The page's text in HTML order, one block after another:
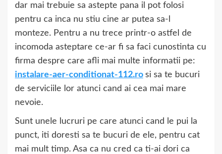
dar mai trebuie sa astepte pana il pot folosi
pentru ca inca nu stiu cine ar putea sa-l
monteze. Pentru a nu trece printr-o astfel de
incomoda asteptare ce-ar fi sa faci cunostinta cu
firma despre care afli mai multe informatii pe:
instalare-aer-conditionat-112.ro si sa te bucuri
de serviciile lor atunci cand ai cea mai mare
nevoie.
Sunt unele lucruri pe care atunci cand le pui la
punct, iti doresti sa te bucuri de ele, pentru cat
mai mult timp. Asa ca nu cred ca ti-ai dori ca